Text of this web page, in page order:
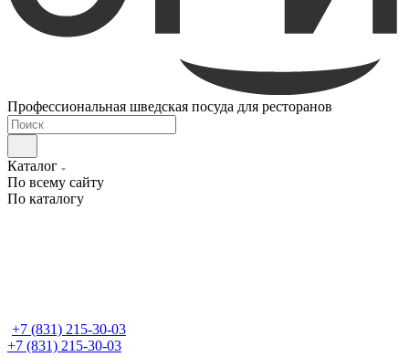
Профессиональная шведская посуда для ресторанов
Каталог
По всему сайту
По каталогу
+7 (831) 215-30-03
+7 (831) 215-30-03